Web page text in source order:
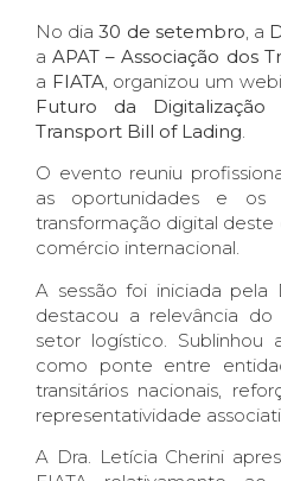
No dia30 de setembro, a
aAPAT – Associação dos
a FIATA, organizou um
Futuro da
Transport Bill of Lading.
O evento reuniu
as oportunidades e os
transformação digital
comércio internacional.
A sessão foi iniciada pela
destacou a relevância
setor logístico. Sublinhou
como ponte entre
transitários nacionais,
representatividade
A Dra. Letícia Cherini